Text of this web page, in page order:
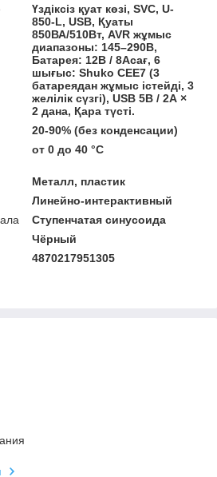
Үздіксіз қуат көзі, SVC, U-
850-L, USB, Қуаты
850ВА/510Вт, AVR жұмыс
диапазоны: 145–290В,
Батарея: 12В / 8Асағ, 6
шығыс: Shuko CEE7 (3
батареядан жұмыс істейді, 3
желілік сүзгі), USB 5В / 2А ×
2 дана, Қара түсті.
20-90% (без конденсации)
от 0 до 40 °С
Металл, пластик
Линейно-интерактивный
Ступенчатая синусоида
Чёрный
4870217951305